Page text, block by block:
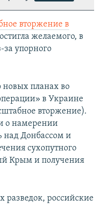
вторжение в
желаемого, в
за упорного
новых планах во
в Украине
вторжение).
о намерении
над Донбассом и
сухопутного
Крым и получения
российские